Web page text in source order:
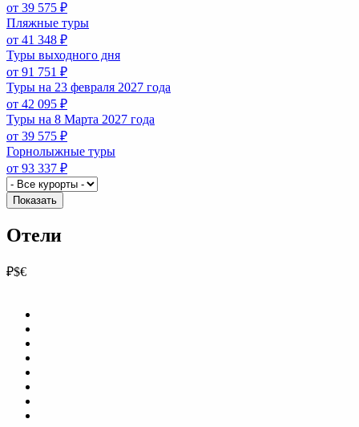
от 39 575 ₽
Пляжные туры
от 41 348 ₽
Туры выходного дня
от 91 751 ₽
Туры на 23 февраля 2027 года
от 42 095 ₽
Туры на 8 Марта 2027 года
от 39 575 ₽
Горнолыжные туры
от 93 337 ₽
Показать
Отели
₽$€